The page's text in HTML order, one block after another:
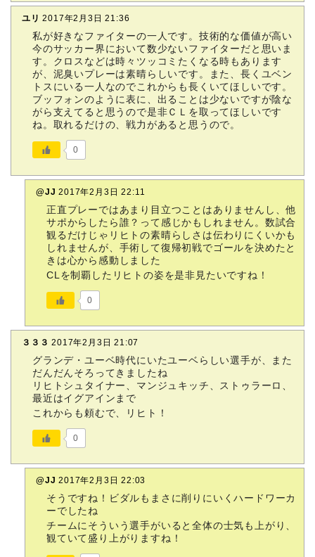
ユリ 2017年2月3日 21:36
私が好きなファイターの一人です。技術的な価値が高い
今のサッカー界において数少ないファイターだと思いま
す。クロスなどは時々ツッコミたくなる時もあります
が、泥臭いプレーは素晴らしいです。また、長くユベン
トスにいる一人なのでこれからも長くいてほしいです。
ブッフォンのように表に、出ることは少ないですが陰な
がら支えてると思うので是非ＣＬを取ってほしいです
ね。取れるだけの、戦力があると思うので。
0
@JJ 2017年2月3日 22:11
正直プレーではあまり目立つことはありませんし、他
サポからしたら誰？って感じかもしれません。数試合
観るだけじゃリヒトの素晴らしさは伝わりにくいかも
しれませんが、手術して復帰初戦でゴールを決めたと
きは心から感動しました
CLを制覇したリヒトの姿を是非見たいですね！
0
３３３ 2017年2月3日 21:07
グランデ・ユーベ時代にいたユーベらしい選手が、また
だんだんそろってきましたね
リヒトシュタイナー、マンジュキッチ、ストゥラーロ、
最近はイグアインまで
これからも頼むで、リヒト！
0
@JJ 2017年2月3日 22:03
そうですね！ビダルもまさに削りにいくハードワーカ
ーでしたね
チームにそういう選手がいると全体の士気も上がり、
観ていて盛り上がりますね！